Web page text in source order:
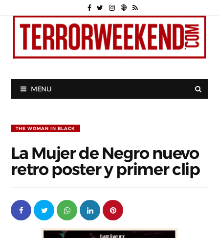
MENU
THE WOMAN IN BLACK
La Mujer de Negro nuevo
retro poster y primer clip